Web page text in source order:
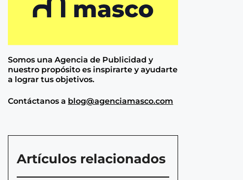
Somos una Agencia de Publicidad y
nuestro propósito es inspirarte y ayudarte
a lograr tus objetivos.
Contáctanos a blog@agenciamasco.com
Artículos relacionados